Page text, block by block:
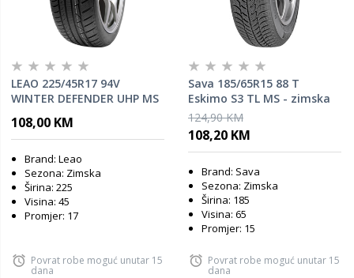
LEAO 225/45R17 94V
WINTER DEFENDER UHP MS
108,00 KM
Brand: Leao
Sezona: Zimska
Širina: 225
Visina: 45
Promjer: 17
Povrat robe moguć unutar 15
dana
Sava 185/65R15 88 T
Eskimo S3 TL MS - zimska
guma
124,90 KM
108,20 KM
Brand: Sava
Sezona: Zimska
Širina: 185
Visina: 65
Promjer: 15
Povrat robe moguć unutar 15
dana